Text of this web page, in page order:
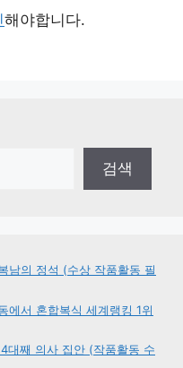
해야합니다.
검색
남의 정석 (수상 작품활동 필
에서 혼합복식 세계랭킹 1위
대째 의사 집안 (작품활동 수